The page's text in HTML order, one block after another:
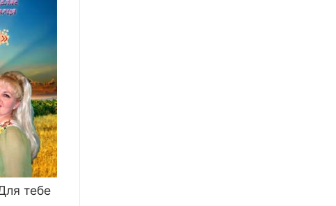
тебе